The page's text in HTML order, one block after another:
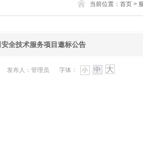
当前位置： 首页 >
全技术服务项目邀标公告
发布人：管理员 字体： 小 中 大